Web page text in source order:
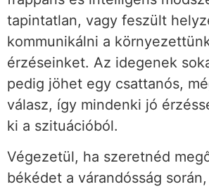
tapintatlan, vagy feszült
kommunikálni a
érzéseinket. Az idegenek
pedig jöhet egy csattanós,
válasz, így mindenki jó
ki a szituációból.
Végezetül, ha szeretnéd
békédet a várandósság